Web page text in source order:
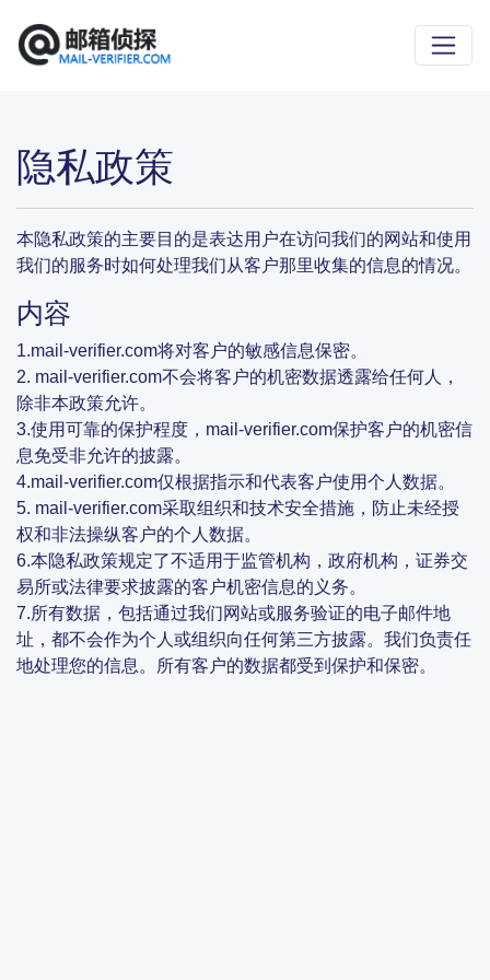
隐私政策
本隐私政策的主要目的是表达用户在访问我们的网站和使用
我们的服务时如何处理我们从客户那里收集的信息的情况。
内容
1.mail-verifier.com将对客户的敏感信息保密。
2. mail-verifier.com不会将客户的机密数据透露给任何人，
除非本政策允许。
3.使用可靠的保护程度，mail-verifier.com保护客户的机密信
息免受非允许的披露。
4.mail-verifier.com仅根据指示和代表客户使用个人数据。
5. mail-verifier.com采取组织和技术安全措施，防止未经授
权和非法操纵客户的个人数据。
6.本隐私政策规定了不适用于监管机构，政府机构，证券交
易所或法律要求披露的客户机密信息的义务。
7.所有数据，包括通过我们网站或服务验证的电子邮件地
址，都不会作为个人或组织向任何第三方披露。我们负责任
地处理您的信息。所有客户的数据都受到保护和保密。